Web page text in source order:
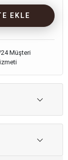
EKLE
Müşteri